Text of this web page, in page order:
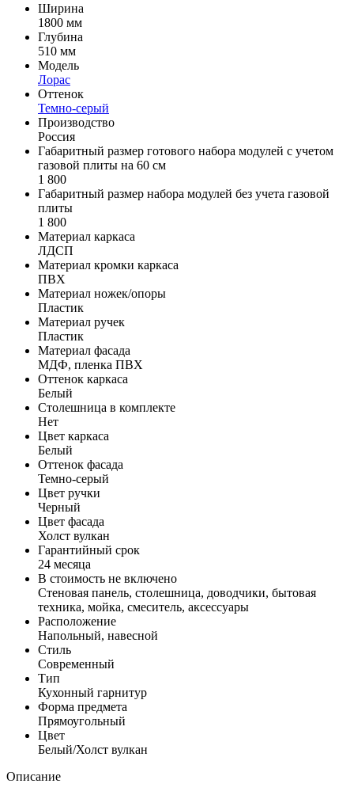
Ширина
1800 мм
Глубина
510 мм
Модель
Лорас
Оттенок
Темно-серый
Производство
Россия
Габаритный размер готового набора модулей с учетом
газовой плиты на 60 см
1 800
Габаритный размер набора модулей без учета газовой
плиты
1 800
Материал каркаса
ЛДСП
Материал кромки каркаса
ПВХ
Материал ножек/опоры
Пластик
Материал ручек
Пластик
Материал фасада
МДФ, пленка ПВХ
Оттенок каркаса
Белый
Столешница в комплекте
Нет
Цвет каркаса
Белый
Оттенок фасада
Темно-серый
Цвет ручки
Черный
Цвет фасада
Холст вулкан
Гарантийный срок
24 месяца
В стоимость не включено
Стеновая панель, столешница, доводчики, бытовая
техника, мойка, смеситель, аксессуары
Расположение
Напольный, навесной
Стиль
Современный
Тип
Кухонный гарнитур
Форма предмета
Прямоугольный
Цвет
Белый/Холст вулкан
Описание